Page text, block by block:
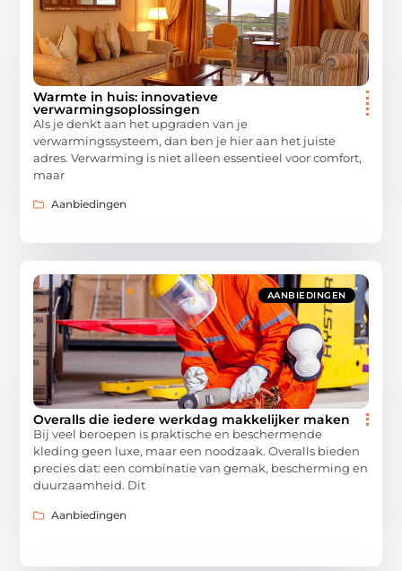
Warmte in huis: innovatieve
verwarmingsoplossingen
Als je denkt aan het upgraden van je
verwarmingssysteem, dan ben je hier aan het juiste
adres. Verwarming is niet alleen essentieel voor comfort,
maar
Aanbiedingen
AANBIEDINGEN
Overalls die iedere werkdag makkelijker maken
Bij veel beroepen is praktische en beschermende
kleding geen luxe, maar een noodzaak. Overalls bieden
precies dat: een combinatie van gemak, bescherming en
duurzaamheid. Dit
Aanbiedingen